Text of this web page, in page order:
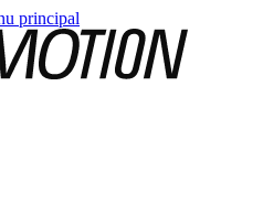
principal